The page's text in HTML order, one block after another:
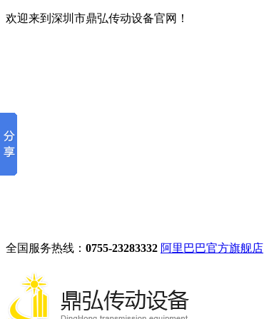
欢迎来到深圳市鼎弘传动设备官网！
全国服务热线： 0755-23283332 阿里巴巴官方旗舰店